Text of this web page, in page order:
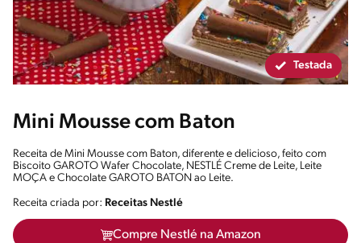
Testada
Mini Mousse com Baton
Receita de Mini Mousse com Baton, diferente e delicioso, feito com
Biscoito GAROTO Wafer Chocolate, NESTLÉ Creme de Leite, Leite
MOÇA e Chocolate GAROTO BATON ao Leite.
Receita criada por: Receitas Nestlé
Compre Nestlé na Amazon